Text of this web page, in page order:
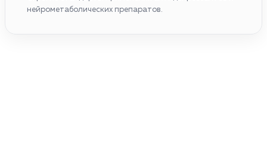
нейрометаболических препаратов.